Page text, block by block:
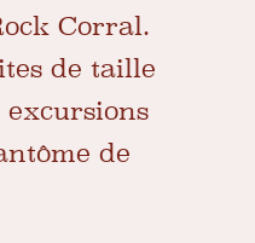
Corral.
de taille
excursions
de